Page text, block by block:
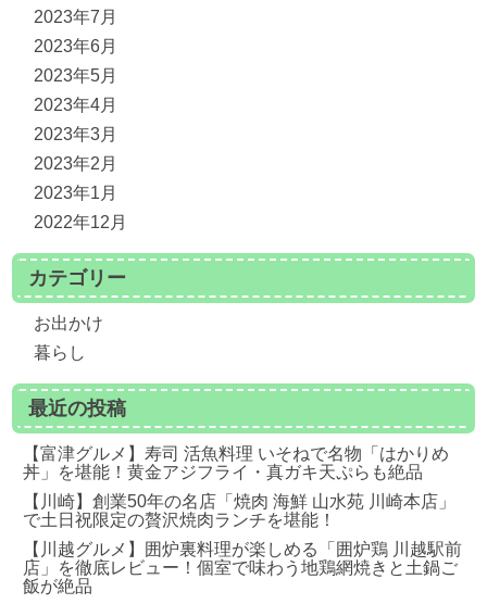
2023年7月
2023年6月
2023年5月
2023年4月
2023年3月
2023年2月
2023年1月
2022年12月
カテゴリー
お出かけ
暮らし
最近の投稿
【富津グルメ】寿司 活魚料理 いそねで名物「はかりめ
丼」を堪能！黄金アジフライ・真ガキ天ぷらも絶品
【川崎】創業50年の名店「焼肉 海鮮 山水苑 川崎本店」
で土日祝限定の贅沢焼肉ランチを堪能！
【川越グルメ】囲炉裏料理が楽しめる「囲炉鶏 川越駅前
店」を徹底レビュー！個室で味わう地鶏網焼きと土鍋ご
飯が絶品